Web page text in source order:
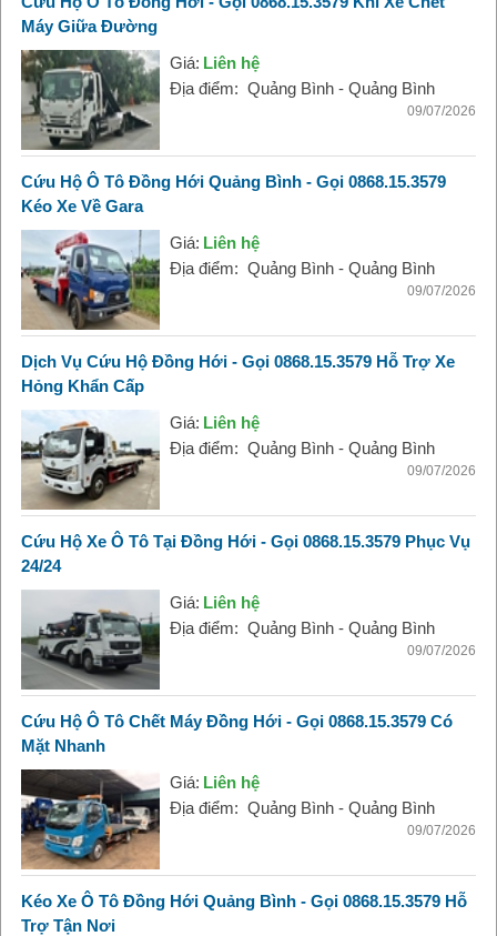
Máy Giữa Đường
Giá: Liên hệ
Địa điểm: Quảng Bình - Quảng Bình
09/07/2026
Cứu Hộ Ô Tô Đồng Hới Quảng Bình - Gọi 0868.15.3579
Kéo Xe Về Gara
Giá: Liên hệ
Địa điểm: Quảng Bình - Quảng Bình
09/07/2026
Dịch Vụ Cứu Hộ Đồng Hới - Gọi 0868.15.3579 Hỗ Trợ Xe
Hỏng Khẩn Cấp
Giá: Liên hệ
Địa điểm: Quảng Bình - Quảng Bình
09/07/2026
Cứu Hộ Xe Ô Tô Tại Đồng Hới - Gọi 0868.15.3579 Phục Vụ
24/24
Giá: Liên hệ
Địa điểm: Quảng Bình - Quảng Bình
09/07/2026
Cứu Hộ Ô Tô Chết Máy Đồng Hới - Gọi 0868.15.3579 Có
Mặt Nhanh
Giá: Liên hệ
Địa điểm: Quảng Bình - Quảng Bình
09/07/2026
Kéo Xe Ô Tô Đồng Hới Quảng Bình - Gọi 0868.15.3579 Hỗ
Trợ Tận Nơi